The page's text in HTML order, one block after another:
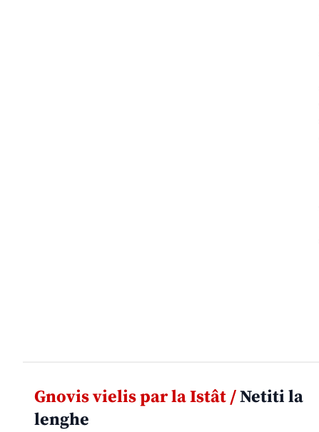
Gnovis vielis par la Istât /Netiti la
lenghe